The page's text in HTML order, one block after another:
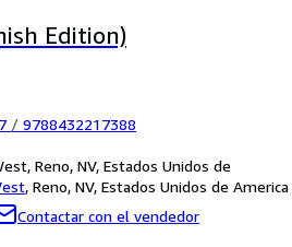
Edition)
/ 9788432217388
Reno, NV, Estados Unidos de
, Reno, NV, Estados Unidos de America
Contactar con el vendedor